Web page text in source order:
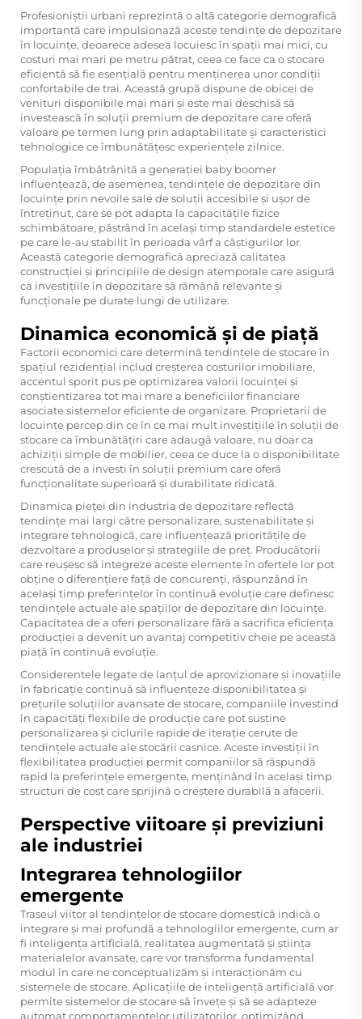
Profesioniștii urbani reprezintă o altă categorie demografică
importantă care impulsionază aceste tendințe de depozitare
în locuințe, deoarece adesea locuiesc în spații mai mici, cu
costuri mai mari pe metru pătrat, ceea ce face ca o stocare
eficientă să fie esențială pentru menținerea unor condiții
confortabile de trai. Această grupă dispune de obicei de
venituri disponibile mai mari și este mai deschisă să
investească în soluții premium de depozitare care oferă
valoare pe termen lung prin adaptabilitate și caracteristici
tehnologice ce îmbunătățesc experiențele zilnice.
Populația îmbătrânită a generației baby boomer
influențează, de asemenea, tendințele de depozitare din
locuințe prin nevoile sale de soluții accesibile și ușor de
întreținut, care se pot adapta la capacitățile fizice
schimbătoare, păstrând în același timp standardele estetice
pe care le-au stabilit în perioada vârf a câștigurilor lor.
Această categorie demografică apreciază calitatea
construcției și principiile de design atemporale care asigură
ca investițiile în depozitare să rămână relevante și
funcționale pe durate lungi de utilizare.
Dinamica economică și de piață
Factorii economici care determină tendințele de stocare în
spațiul rezidențial includ creșterea costurilor imobiliare,
accentul sporit pus pe optimizarea valorii locuinței și
conștientizarea tot mai mare a beneficiilor financiare
asociate sistemelor eficiente de organizare. Proprietarii de
locuințe percep din ce în ce mai mult investițiile în soluții de
stocare ca îmbunătățiri care adaugă valoare, nu doar ca
achiziții simple de mobilier, ceea ce duce la o disponibilitate
crescută de a investi în soluții premium care oferă
funcționalitate superioară și durabilitate ridicată.
Dinamica pieței din industria de depozitare reflectă
tendințe mai largi către personalizare, sustenabilitate și
integrare tehnologică, care influențează prioritățile de
dezvoltare a produselor și strategiile de preț. Producătorii
care reușesc să integreze aceste elemente în ofertele lor pot
obține o diferențiere față de concurenți, răspunzând în
același timp preferințelor în continuă evoluție care definesc
tendințele actuale ale spațiilor de depozitare din locuințe.
Capacitatea de a oferi personalizare fără a sacrifica eficiența
producției a devenit un avantaj competitiv cheie pe această
piață în continuă evoluție.
Considerentele legate de lanțul de aprovizionare și inovațiile
în fabricație continuă să influențeze disponibilitatea și
prețurile soluțiilor avansate de stocare, companiile investind
în capacități flexibile de producție care pot susține
personalizarea și ciclurile rapide de iterație cerute de
tendințele actuale ale stocării casnice. Aceste investiții în
flexibilitatea producției permit companiilor să răspundă
rapid la preferințele emergente, menținând în același timp
structuri de cost care sprijină o creștere durabilă a afacerii.
Perspective viitoare și previziuni
ale industriei
Integrarea tehnologiilor
emergente
Traseul viitor al tendințelor de stocare domestică indică o
integrare și mai profundă a tehnologiilor emergente, cum ar
fi inteligența artificială, realitatea augmentată și știința
materialelor avansate, care vor transforma fundamental
modul în care ne conceptualizăm și interacționăm cu
sistemele de stocare. Aplicațiile de inteligență artificială vor
permite sistemelor de stocare să învețe și să se adapteze
automat comportamentelor utilizatorilor, optimizând